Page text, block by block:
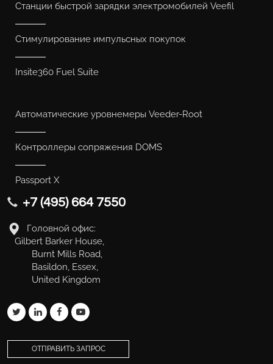
Станции быстрой зарядки электромобилей Veefil
Стимулирование импульсных покупок
Insite360 Fuel Suite
Автоматические уровнемеры Veeder-Root
Контроллеры сопряжения DOMS
Passport X
+7 (495) 664 7550
Головной офис:
Gilbert Barker House,
Burnt Mills Road,
Basildon, Essex,
United Kingdom
ОТПРАВИТЬ ЗАПРОС